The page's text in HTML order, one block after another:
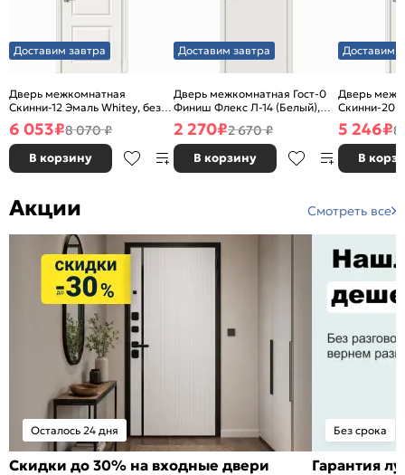
Доставим завтра
Дверь межкомнатная
Скинни-12 Эмаль Whitey, без
декора, глухая, без стекла,
без кромки, скиновая
6 053₽8 070 ₽
В корзину
Доставим завтра
Дверь межкомнатная Гост-0
Финиш Флекс Л-14 (Белый),
глухая, каркасно-щитовая
2 270₽2 670 ₽
В корзину
Доставим
Дверь
Скинни-20
декора,
без кромки,
5 246₽8
В
Акции Смотреть все
Осталось 24 дня
Скидки до 30% на входные двери
Без срока
Гарантия